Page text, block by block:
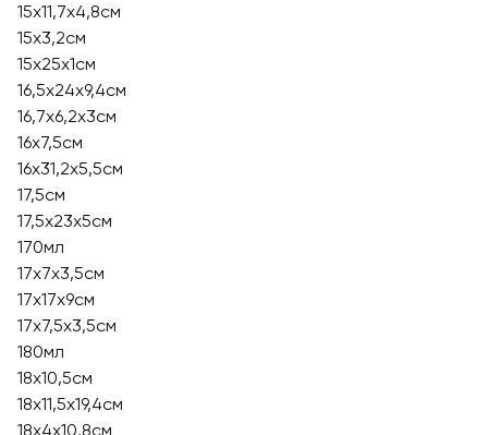
15x11,7x4,8см
15x3,2см
15х25х1см
16,5х24х9,4см
16,7х6,2х3см
16x7,5см
16х31,2х5,5см
17,5см
17,5х23х5см
170мл
17x7x3,5см
17х17х9см
17х7,5х3,5см
180мл
18x10,5см
18x11,5x19,4см
18x4x10,8см